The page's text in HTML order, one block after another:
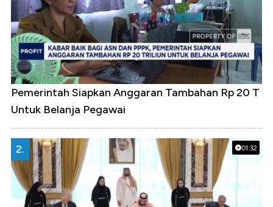
Pemerintah Siapkan Anggaran Tambahan Rp 20 T
Untuk Belanja Pegawai
01:32
2.